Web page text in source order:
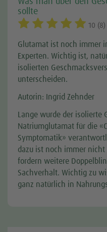
sollte
10 (8)
Glutamat ist noch immer
Experten. Wichtig ist,
isolierten
unterscheiden.
Autorin: Ingrid Zehnder
Lange wurde der isolierte
Natriumglutamat für die
Symptomatik»
dazu ist noch immer
fordern weitere
Sachverhalt. Wichtig zu
ganz natürlich in